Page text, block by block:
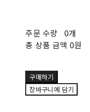
주문 수량 0개
총 상품 금액 0원
구매하기
장바구니에 담기